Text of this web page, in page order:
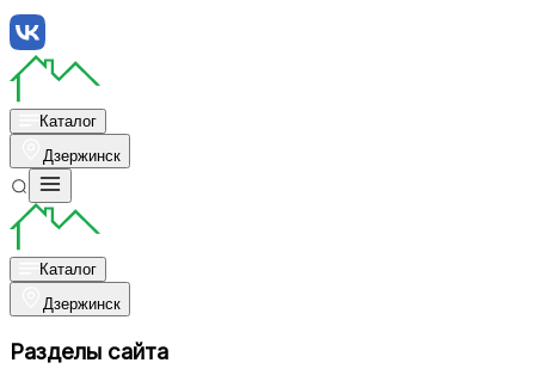
Каталог
Дзержинск
Каталог
Дзержинск
Разделы сайта